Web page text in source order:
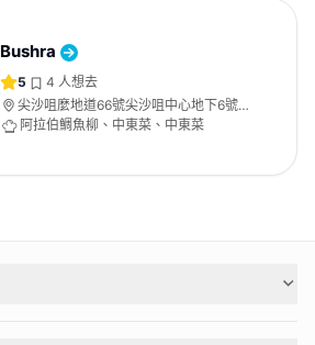
Bushra
5 4 人想去
尖沙咀麼地道66號尖沙咀中心地下6號
舖及UG樓16號舖
阿拉伯鯛魚柳、中東菜、中東菜